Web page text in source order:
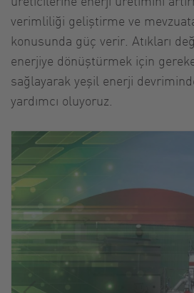
verimliliği geliştirme ve
konusunda güç verir. Atıkları
enerjiye dönüştürmek için
sağlayarak yeşil enerji
yardımcı oluyoruz.